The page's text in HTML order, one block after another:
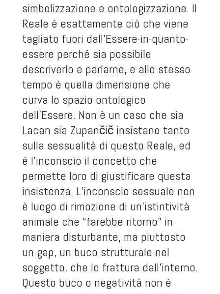
simbolizzazione e ontologizzazione. Il
Reale è esattamente ciò che viene
tagliato fuori dall’Essere-in-quanto-
essere perché sia possibile
descriverlo e parlarne, e allo stesso
tempo è quella dimensione che
curva lo spazio ontologico
dell’Essere. Non è un caso che sia
Lacan sia Zupančič insistano tanto
sulla sessualità di questo Reale, ed
è l’inconscio il concetto che
permette loro di giustificare questa
insistenza. L’inconscio sessuale non
è luogo di rimozione di un’istintività
animale che “farebbe ritorno” in
maniera disturbante, ma piuttosto
un gap, un buco strutturale nel
soggetto, che lo frattura dall’interno.
Questo buco o negatività non è